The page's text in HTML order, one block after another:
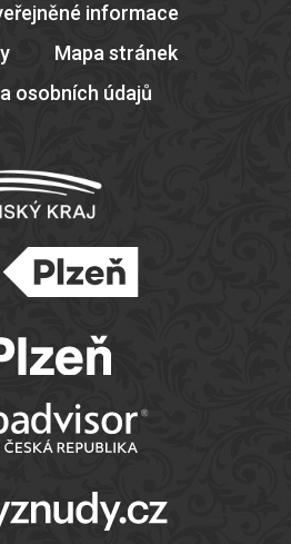
informace
Mapa stránek
osobních údajů